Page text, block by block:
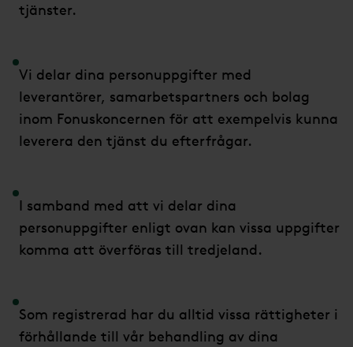
tjänster.
Vi delar dina personuppgifter med
leverantörer, samarbetspartners och bolag
inom Fonuskoncernen för att exempelvis kunna
leverera den tjänst du efterfrågar.
I samband med att vi delar dina
personuppgifter enligt ovan kan vissa uppgifter
komma att överföras till tredjeland.
Som registrerad har du alltid vissa rättigheter i
förhållande till vår behandling av dina